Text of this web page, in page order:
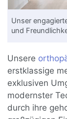
Unser
und
Unsere
erstklassige
exklusiven
modernster
durch ihre